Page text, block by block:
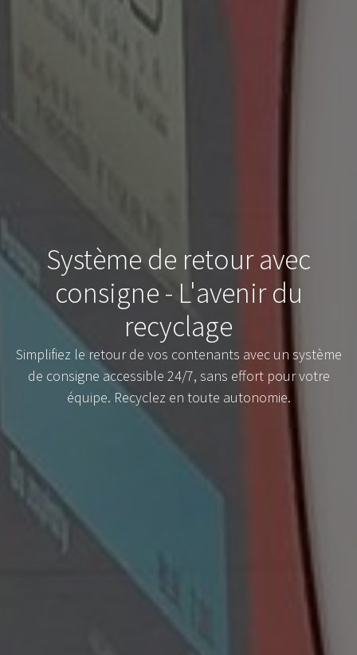
Système de retour avec
consigne - L'avenir du
recyclage
Simplifiez le retour de vos contenants avec un système
de consigne accessible 24/7, sans effort pour votre
équipe. Recyclez en toute autonomie.